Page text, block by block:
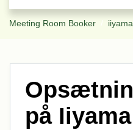
Meeting Room Booker iiyama
på